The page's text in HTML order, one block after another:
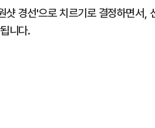
경선'으로 치르기로 결정하면서,
니다.